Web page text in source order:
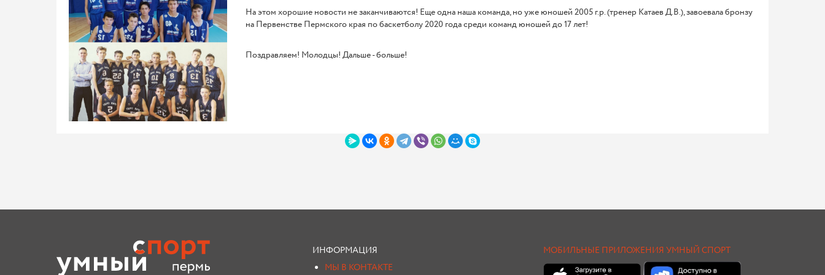
На этом хорошие новости не заканчиваются! Еще одна наша команда, но уже юношей 2005 г.р. (тренер Катаев Д.В.), завоевала бронзу
на Первенстве Пермского края по баскетболу 2020 года среди команд юношей до 17 лет!
Поздравляем! Молодцы! Дальше - больше!
ИНФОРМАЦИЯ
МЫ В КОНТАКТЕ
МОБИЛЬНЫЕ ПРИЛОЖЕНИЯ УМНЫЙ СПОРТ